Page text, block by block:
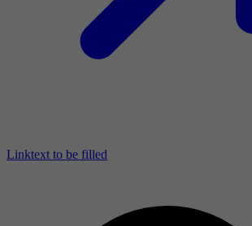
Linktext to be filled